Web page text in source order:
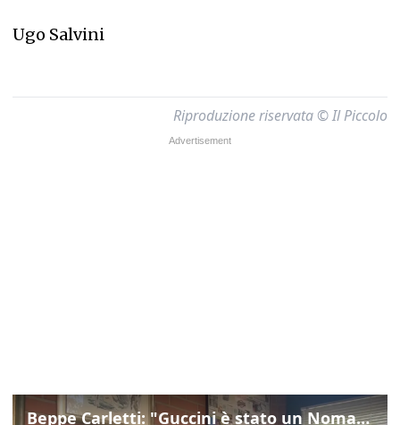
Ugo Salvini
Riproduzione riservata © Il Piccolo
Beppe Carletti: "Guccini è stato un Nomade"